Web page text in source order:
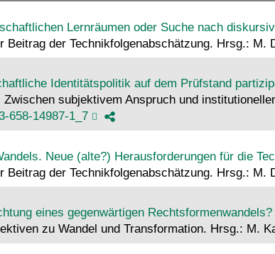
Lernräumen oder Suche nach
Beitrag der Technikfolgenabschätzung. Hrsg.: M.
Identitätspolitik auf dem Prüfstand
subjektivem Anspruch und
658-14987-1_7
Neue (alte?) Herausforderungen für die
Beitrag der Technikfolgenabschätzung. Hrsg.: M.
eines gegenwärtigen
zu Wandel und Transformation. Hrsg.: M.